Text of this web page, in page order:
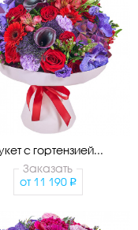
с гортензией...
Заказать
от 11 190